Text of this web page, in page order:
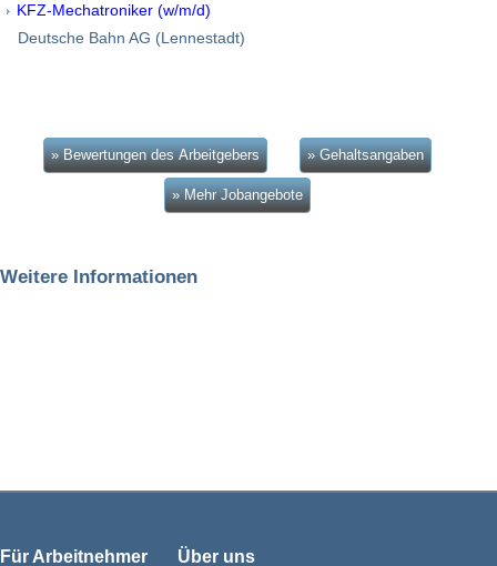
KFZ-Mechatroniker (w/m/d)
Deutsche Bahn AG (Lennestadt)
» Bewertungen des Arbeitgebers » Gehaltsangaben
» Mehr Jobangebote
Weitere Informationen
Für Arbeitnehmer Über uns